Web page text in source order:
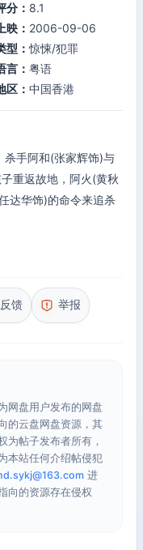
分： 8.1
上映： 2006-09-06
型：惊悚/犯罪
言： 粤语
区： 中国香港
杀手阿和(张家辉饰)与
重返故地，阿火(黄秋
达华饰)的命令来追杀
馈 举报
网盘用户发布的网盘
的云盘网盘资源，其
为帖子发布者所有，
本站任何介绍帖侵犯
进
向的资源存在侵权